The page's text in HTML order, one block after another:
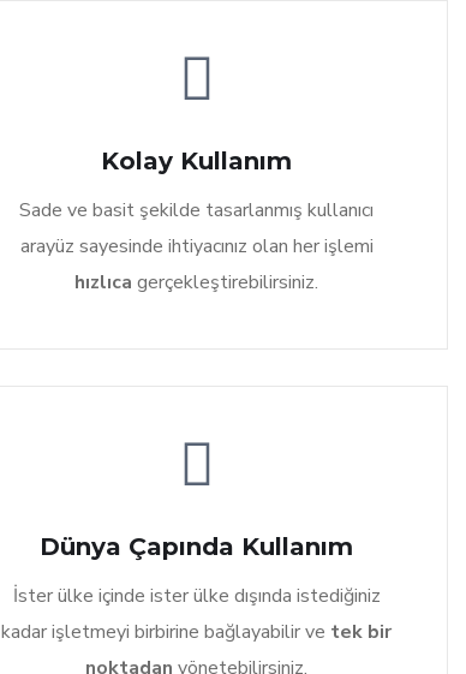
Kolay Kullanım
Sade ve basit şekilde tasarlanmış kullanıcı
arayüz sayesinde ihtiyacınız olan her işlemi
hızlıcagerçekleştirebilirsiniz.
Dünya Çapında Kullanım
İster ülke içinde ister ülke dışında istediğiniz
kadar işletmeyi birbirine bağlayabilir ve tek bir
noktadanyönetebilirsiniz.